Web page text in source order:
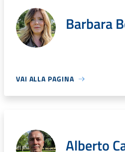
Barbara
VAI ALLA PAGINA
Alberto